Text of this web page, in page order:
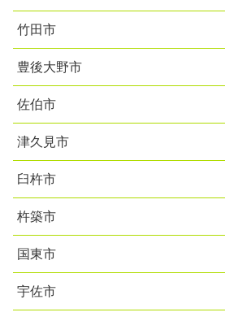
竹田市
豊後大野市
佐伯市
津久見市
臼杵市
杵築市
国東市
宇佐市